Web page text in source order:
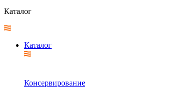
Каталог
Каталог
Консервирование